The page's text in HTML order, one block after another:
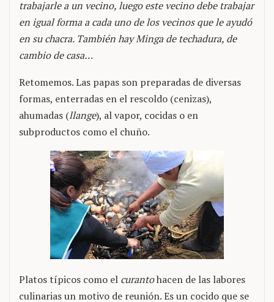
trabajarle a un vecino, luego este vecino debe trabajar
en igual forma a cada uno de los vecinos que le ayudó
en su chacra. También hay Minga de techadura, de
cambio de casa…
Retomemos. Las papas son preparadas de diversas
formas, enterradas en el rescoldo (cenizas),
ahumadas (llange), al vapor, cocidas o en
subproductos como el chuño.
Platos típicos como el curantohacen de las labores
culinarias un motivo de reunión. Es un cocido que se